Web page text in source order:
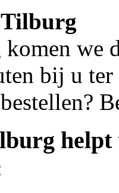
we
bij u ter